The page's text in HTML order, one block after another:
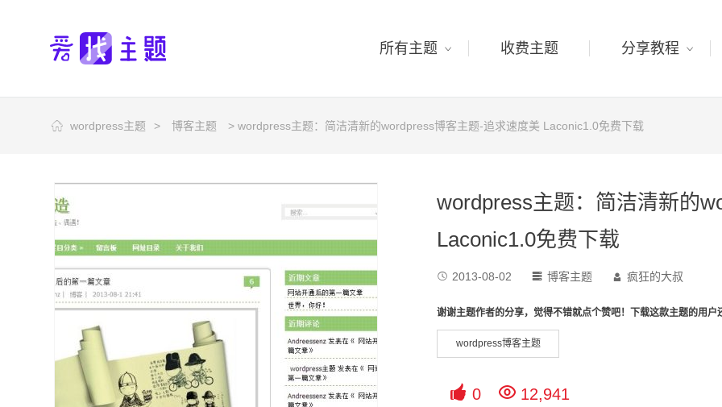
所有主题 收费主题 分享教程
wordpress主题 > 博客主题 > wordpress主题：简洁清新的wordpress博客主题-追求速度美 Laconic1.0免费下载
wordpress主题：简洁清新的
Laconic1.0免费下载
 2013-08-02  博客主题  疯狂的大叔
谢谢主题作者的分享，觉得不错就点个赞吧！下载这款主题的用户
wordpress博客主题
 0  12,941